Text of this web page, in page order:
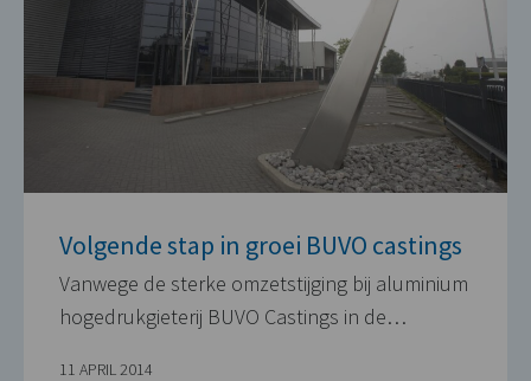
Volgende stap in groei BUVO castings
Vanwege de sterke omzetstijging bij aluminium
hogedrukgieterij BUVO Castings in de…
11 APRIL 2014